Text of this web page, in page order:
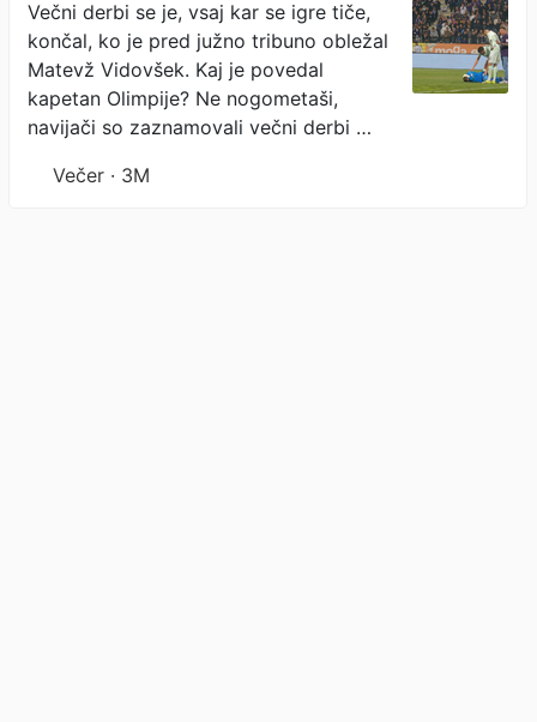
tekme
Večni derbi se je, vsaj kar se igre tiče,
končal, ko je pred južno tribuno obležal
Matevž Vidovšek. Kaj je povedal
kapetan Olimpije? Ne nogometaši,
navijači so zaznamovali večni derbi …
Večer · 3M